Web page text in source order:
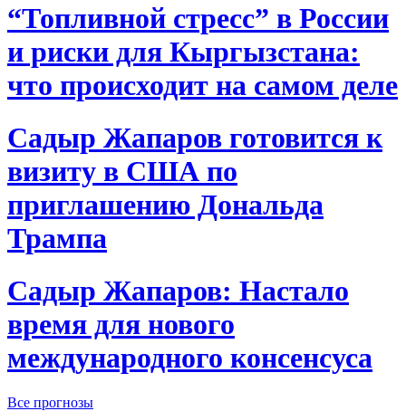
“Топливной стресс” в России
и риски для Кыргызстана:
что происходит на самом деле
Садыр Жапаров готовится к
визиту в США по
приглашению Дональда
Трампа
Садыр Жапаров: Настало
время для нового
международного консенсуса
Все прогнозы